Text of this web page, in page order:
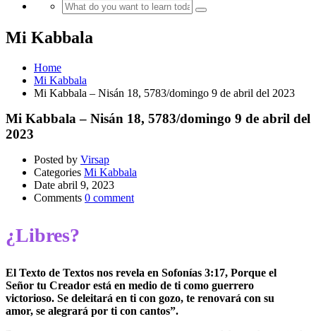
Mi Kabbala
Home
Mi Kabbala
Mi Kabbala – Nisán 18, 5783/domingo 9 de abril del 2023
Mi Kabbala – Nisán 18, 5783/domingo 9 de abril del
2023
Posted by Virsap
Categories Mi Kabbala
Date abril 9, 2023
Comments 0 comment
¿Libres?
El Texto de Textos nos revela en Sofonías 3:17, Porque el
Señor tu Creador está en medio de ti como guerrero
victorioso. Se deleitará en ti con gozo, te renovará con su
amor, se alegrará por ti con cantos”.